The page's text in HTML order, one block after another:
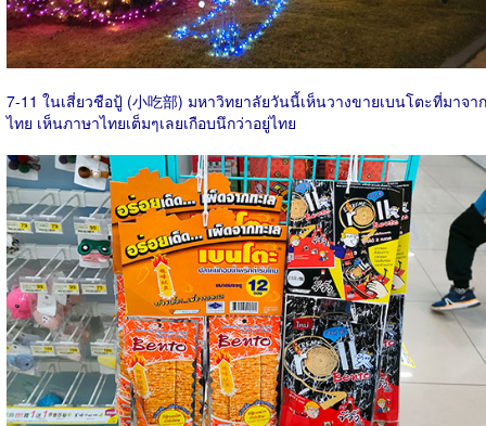
7-11 ในเสี่ยวชือปู้ (小吃部) มหาวิทยาลัยวันนี้เห็นวางขายเบนโตะที่มาจาก
ไทย เห็นภาษาไทยเต็มๆเลยเกือบนึกว่าอยู่ไทย